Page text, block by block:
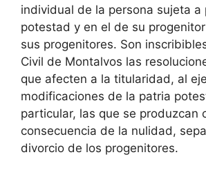
individual de la persona sujeta a
potestad y en el de su
sus progenitores. Son
Civil de Montalvos las
que afecten a la titularidad, al
modificaciones de la patria
particular, las que se produzcan
consecuencia de la nulidad,
divorcio de los progenitores.